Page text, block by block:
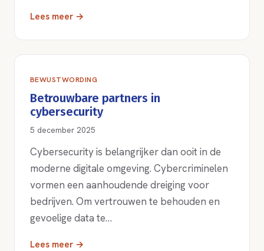
Lees meer →
BEWUSTWORDING
Betrouwbare partners in
cybersecurity
5 december 2025
Cybersecurity is belangrijker dan ooit in de
moderne digitale omgeving. Cybercriminelen
vormen een aanhoudende dreiging voor
bedrijven. Om vertrouwen te behouden en
gevoelige data te…
Lees meer →